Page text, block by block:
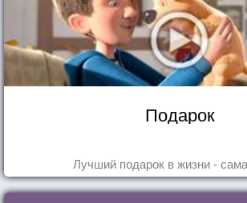
Подарок
Лучший подарок в жизни -